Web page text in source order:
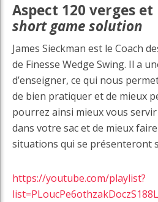
Aspect 120 verges et
short game solution
James Sieckman est le Coach
de Finesse Wedge Swing. Il a
d’enseigner, ce qui nous
de bien pratiquer et de mieux
pourrez ainsi mieux vous
dans votre sac et de mieux
situations qui se présenteront
https://youtube.com/playlist?